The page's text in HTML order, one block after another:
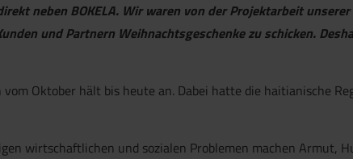
neben BOKELA. Wir waren von der Projektarbeit
und Partnern Weihnachtsgeschenke zu schicken.
Oktober hält bis heute an. Dabei hatte die haitianische
wirtschaftlichen und sozialen Problemen machen Armut,